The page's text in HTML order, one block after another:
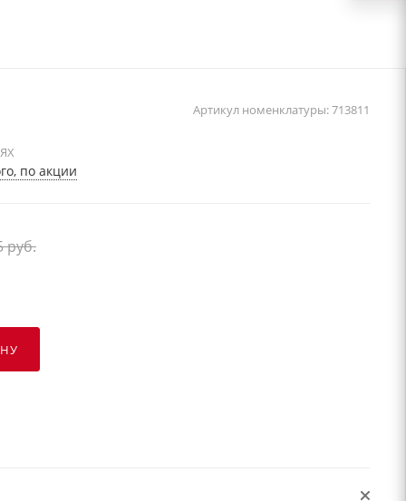
Артикул номенклатуры:713811
по акции
руб.